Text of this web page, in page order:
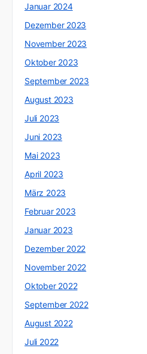
Januar 2024
Dezember 2023
November 2023
Oktober 2023
September 2023
August 2023
Juli 2023
Juni 2023
Mai 2023
April 2023
März 2023
Februar 2023
Januar 2023
Dezember 2022
November 2022
Oktober 2022
September 2022
August 2022
Juli 2022